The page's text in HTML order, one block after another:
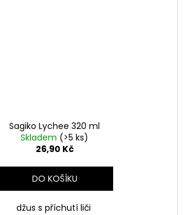
Sagiko Lychee 320 ml
Skladem (>5 ks)
26,90 Kč
DO KOŠÍKU
džus s příchutí liči